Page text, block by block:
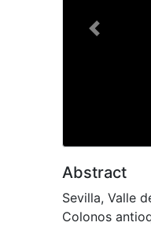
Previous
Abstract
Sevilla, Valle
Colonos